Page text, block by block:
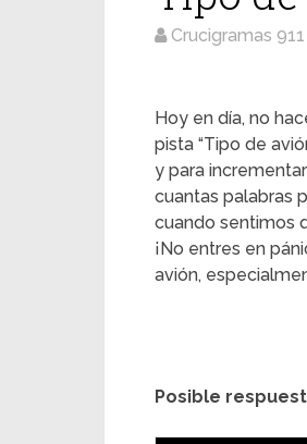
Crucigramas 911
Hoy en día, no
pista “Tipo de
y para
cuantas palabras
cuando sentimos
¡No entres en
avión,
Posible